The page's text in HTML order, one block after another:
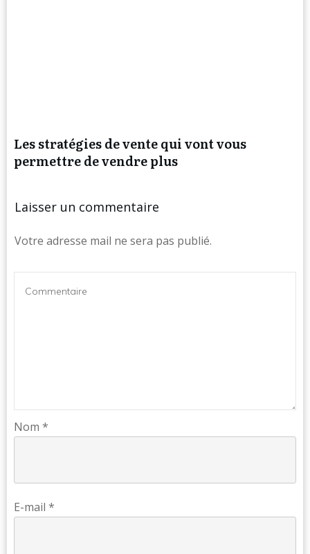
Les stratégies de vente qui vont vous
permettre de vendre plus
Laisser un commentaire
Votre adresse mail ne sera pas publié.
Nom *
E-mail *